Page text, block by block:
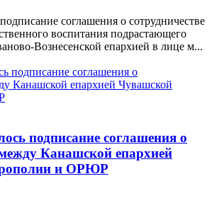
соглашения о сотрудничестве
воспитания подрастающего
Вознесенской епархией в лице м...
подписание соглашения о
между Канашской епархией
и ОРЮР